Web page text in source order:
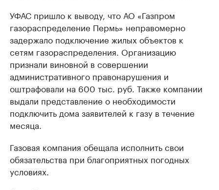
УФАС пришло к выводу, что АО «Газпром
газораспределение Пермь» неправомерно
задержало подключение жилых объектов к
сетям газораспределения. Организацию
признали виновной в совершении
административного правонарушения и
оштрафовали на 600 тыс. руб. Также компании
выдали представление о необходимости
подключить дома заявителей к газу в течение
месяца.
Газовая компания обещала исполнить свои
обязательства при благоприятных погодных
условиях.